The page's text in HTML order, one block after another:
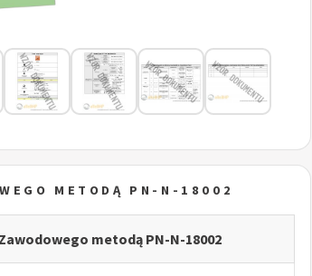
METODĄ PN-N-18002
metodą PN-N-18002